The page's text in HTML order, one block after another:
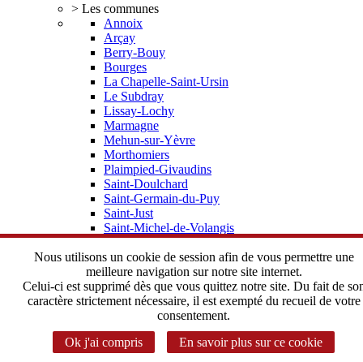
> Les communes
Annoix
Arçay
Berry-Bouy
Bourges
La Chapelle-Saint-Ursin
Le Subdray
Lissay-Lochy
Marmagne
Mehun-sur-Yèvre
Morthomiers
Plaimpied-Givaudins
Saint-Doulchard
Saint-Germain-du-Puy
Saint-Just
Saint-Michel-de-Volangis
Trouy
Vorly
> Elus, statuts
Depuis 2002 une histoire commune
Le Bureau Communautaire
Le Conseil Communautaire
Les statuts de l'Agglomération
> Instances Communautaires
Nous utilisons un cookie de session afin de vous permettre une
meilleure navigation sur notre site internet.
Celui-ci est supprimé dès que vous quittez notre site. Du fait de
caractère strictement nécessaire, il est exempté du recueil de votre
consentement.
Ok j'ai compris
En savoir plus sur ce cookie